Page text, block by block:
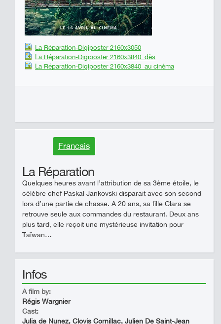
La Réparation-Digiposter 2160x3050
La Réparation-Digiposter 2160x3840_dès
La Réparation-Digiposter 2160x3840_au cinéma
Francais
La Réparation
Quelques heures avant l’attribution de sa 3ème étoile, le
célèbre chef Paskal Jankovski disparait avec son second
lors d’une partie de chasse. A 20 ans, sa fille Clara se
retrouve seule aux commandes du restaurant. Deux ans
plus tard, elle reçoit une mystérieuse invitation pour
Taïwan…
Infos
A film by:
Régis Wargnier
Cast:
Julia de Nunez, Clovis Cornillac, Julien De Saint-Jean